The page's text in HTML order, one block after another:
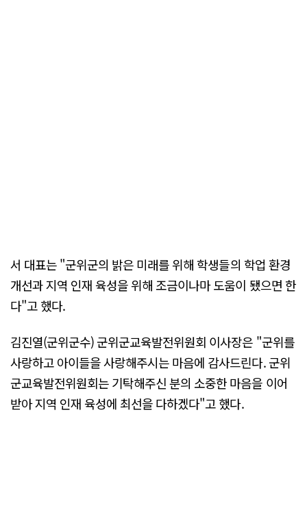
서 대표는 "군위군의 밝은 미래를 위해 학생들의 학업 환경
개선과 지역 인재 육성을 위해 조금이나마 도움이 됐으면 한
다"고 했다.
김진열(군위군수) 군위군교육발전위원회 이사장은 "군위를
사랑하고 아이들을 사랑해주시는 마음에 감사드린다. 군위
군교육발전위원회는 기탁해주신 분의 소중한 마음을 이어
받아 지역 인재 육성에 최선을 다하겠다"고 했다.